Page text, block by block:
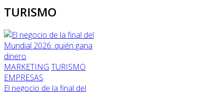
TURISMO
MARKETING TURISMO
EMPRESAS
El negocio de la final del